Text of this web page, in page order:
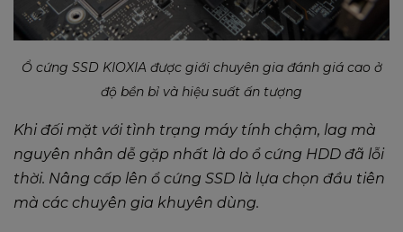
Ổ cứng SSD KIOXIA được giới chuyên gia đánh giá cao ở
độ bền bỉ và hiệu suất ấn tượng
Khi đối mặt với tình trạng máy tính chậm, lag mà
nguyên nhân dễ gặp nhất là do ổ cứng HDD đã lỗi
thời. Nâng cấp lên ổ cứng SSD là lựa chọn đầu tiên
mà các chuyên gia khuyên dùng.